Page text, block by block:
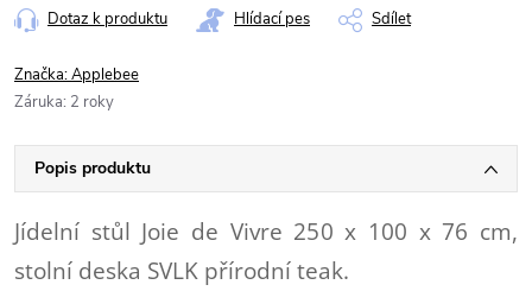
Dotaz k produktu Hlídací pes Sdílet
Značka:Applebee
Záruka: 2 roky
Popis produktu
Jídelní stůl Joie de Vivre 250 x 100 x 76 cm,
stolní deska SVLK přírodní teak.